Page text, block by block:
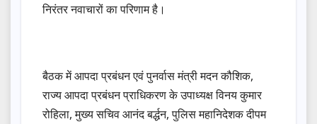
निरंतर नवाचारों का परिणाम है।
बैठक में आपदा प्रबंधन एवं पुनर्वास मंत्री मदन कौशिक,
राज्य आपदा प्रबंधन प्राधिकरण के उपाध्यक्ष विनय कुमार
रोहिला, मुख्य सचिव आनंद बर्द्धन, पुलिस महानिदेशक दीपम